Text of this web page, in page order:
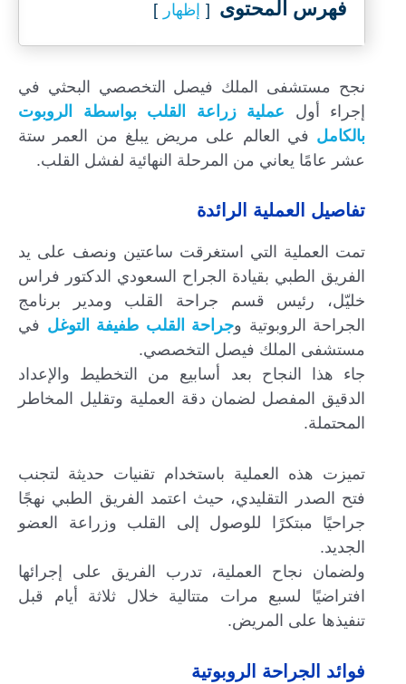
فهرس المحتوى إظهار
نجح مستشفى الملك فيصل التخصصي البحثي في
إجراء أول عملية زراعة القلب بواسطة الروبوت
بالكامل في العالم على مريض يبلغ من العمر ستة
عشر عامًا يعاني من المرحلة النهائية لفشل القلب.
تفاصيل العملية الرائدة
تمت العملية التي استغرقت ساعتين ونصف على يد
الفريق الطبي بقيادة الجراح السعودي الدكتور فراس
خليّل، رئيس قسم جراحة القلب ومدير برنامج
الجراحة الروبوتية وجراحة القلب طفيفة التوغل في
مستشفى الملك فيصل التخصصي.
جاء هذا النجاح بعد أسابيع من التخطيط والإعداد
الدقيق المفصل لضمان دقة العملية وتقليل المخاطر
المحتملة.
تميزت هذه العملية باستخدام تقنيات حديثة لتجنب
فتح الصدر التقليدي، حيث اعتمد الفريق الطبي نهجًا
جراحيًا مبتكرًا للوصول إلى القلب وزراعة العضو
الجديد.
ولضمان نجاح العملية، تدرب الفريق على إجرائها
افتراضيًا لسبع مرات متتالية خلال ثلاثة أيام قبل
تنفيذها على المريض.
فوائد الجراحة الروبوتية